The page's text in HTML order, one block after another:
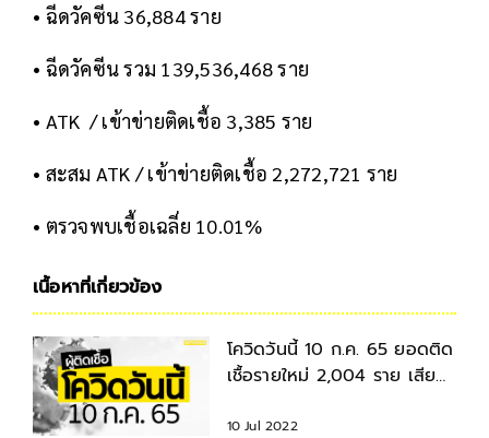
• ฉีดวัคซีน 36,884 ราย
• ฉีดวัคซีน รวม 139,536,468 ราย
• ATK / เข้าข่ายติดเชื้อ 3,385 ราย
• สะสม ATK / เข้าข่ายติดเชื้อ 2,272,721 ราย
• ตรวจพบเชื้อเฉลี่ย 10.01%
เนื้อหาที่เกี่ยวข้อง
โควิดวันนี้ 10 ก.ค. 65 ยอดติด
เชื้อรายใหม่ 2,004 ราย เสีย
10 Jul 2022